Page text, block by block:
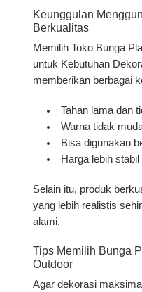
Keunggulan
Berkualitas
MemilihToko Bunga
untuk Kebutuhan
memberikan berbagai
Tahan lama dan
Warna tidak
Bisa digunakan
Harga lebih
Selain itu, produk
yang lebih realistis
alami.
Tips Memilih Bunga
Outdoor
Agar dekorasi